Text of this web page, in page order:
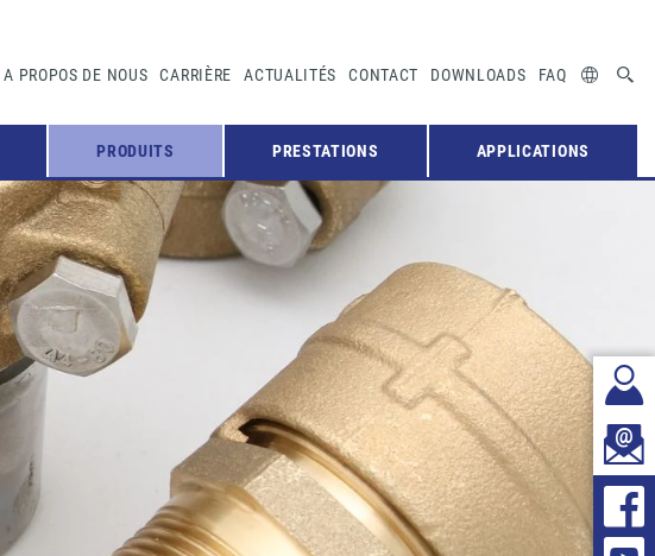
A PROPOS DE NOUS CARRIÈRE ACTUALITÉS CONTACT DOWNLOADS FAQ
PRODUITS PRESTATIONS APPLICATIONS